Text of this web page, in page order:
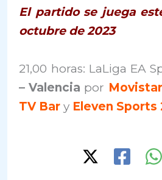
El partido se juega
octubre de 2023
21,00 horas: LaLiga EA
– Valencia por
TV Bar y Eleven Sports